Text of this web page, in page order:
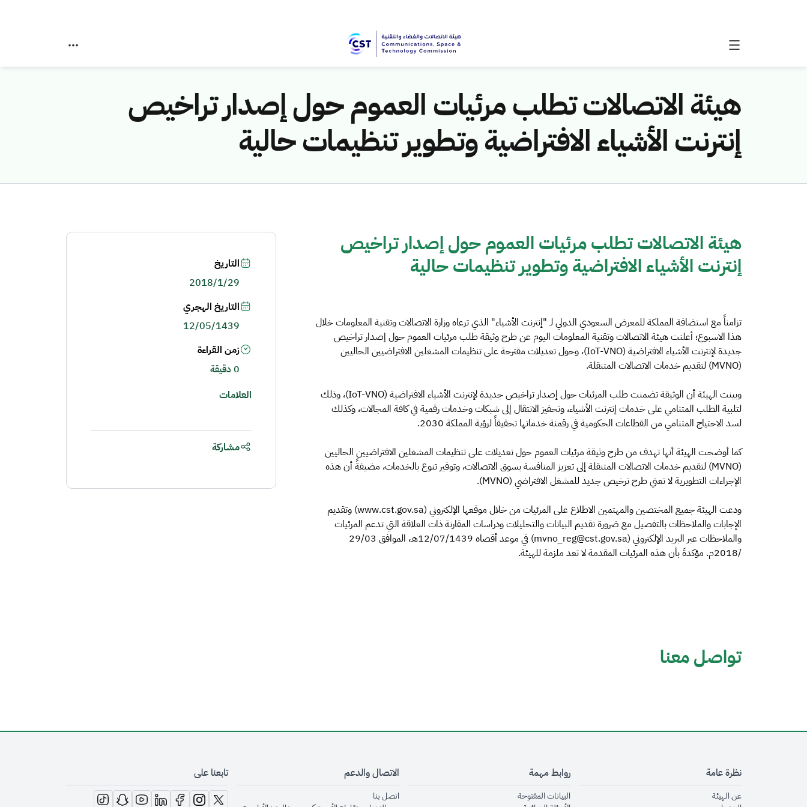
هيئة الاتصالات تطلب مرئيات العموم حول إصدار تراخيص
إنترنت الأشياء الافتراضية وتطوير تنظيمات حالية
هيئة الاتصالات تطلب مرئيات العموم حول إصدار تراخيص
إنترنت الأشياء الافتراضية وتطوير تنظيمات حالية
تزامناً مع استضافة المملكة للمعرض السعودي الدولي لـ "إنترنت الأشياء" الذي ترعاه وزارة الاتصالات وتقنية المعلومات خلال
هذا الاسبوع؛ أعلنت هيئة الاتصالات وتقنية المعلومات اليوم عن طرح وثيقة طلب مرئيات العموم حول إصدار تراخيص
جديدة لإنترنت الأشياء الافتراضية (IoT-VNO)، وحول تعديلات مقترحة على تنظيمات المشغلين الافتراضيين الحاليين
(MVNO) لتقديم خدمات الاتصالات المتنقلة.
وبينت الهيئة أن الوثيقة تضمنت طلب المرئيات حول إصدار تراخيص جديدة لإنترنت الأشياء الافتراضية (IoT-VNO)، وذلك
لتلبية الطلب المتنامي على خدمات إنترنت الأشياء، وتحفيز الانتقال إلى شبكات وخدمات رقمية في كافة المجالات، وكذلك
لسد الاحتياج المتنامي من القطاعات الحكومية في رقمنة خدماتها تحقيقاً لرؤية المملكة 2030.
كما أوضحت الهيئة أنها تهدف من طرح وثيقة مرئيات العموم حول تعديلات على تنظيمات المشغلين الافتراضيين الحاليين
(MVNO) لتقديم خدمات الاتصالات المتنقلة إلى تعزيز المنافسة بسوق الاتصالات، وتوفير تنوع بالخدمات، مضيفةً أن هذه
الإجراءات التطويرية لا تعني طرح ترخيص جديد للمشغل الافتراضي (MVNO).
ودعت الهيئة جميع المختصين والمهتمين الاطلاع على المرئيات من خلال موقعها الإلكتروني (www.cst.gov.sa) وتقديم
الإجابات والملاحظات بالتفصيل مع ضرورة تقديم البيانات والتحليلات ودراسات المقارنة ذات العلاقة التي تدعم المرئيات
والملاحظات عبر البريد الإلكتروني (mvno_reg@cst.gov.sa) في موعد أقصاه 12/07/1439هـ، الموافق 29/03
/2018م. مؤكدةَ بأن هذه المرئيات المقدمة لا تعد ملزمة للهيئة.
التاريخ
2018/1/29
التاريخ الهجري
12/05/1439
زمن القراءة
0 دقيقة
العلامات
مشاركة
تواصل معنا
نظرة عامة
عن الهيئةopens in new window
روابط مهمة
البيانات المفتوحةopens in new window
الاتصال والدعم
اتصل بنا
تابعنا على
opens in new window
opens in new window
opens in new window
opens in new window
opens in new window
opens in new window
opens in new window